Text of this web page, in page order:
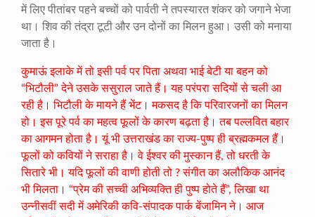
में लिए पीतांबर पहने बच्चों को पार्वती ने तपस्यारत शंकर को जगाने भेजा
था। शिव की तंद्रा टूटी और उन दोनों का मिलन हुआ। उसी को मनाया
जाता है।
कुमाऊं इलाके में तो इसी पर्व पर पिता अथवा भाई बेटी या बहन को
“भिटौली” देने उसके ससुराल जाते हैं। यह परंपरा सदियों से चली आ
रही है। भिटौली के मायने हैं भेंट। मकसद है कि परिवारजनों का मिलन
हो। इस पूरे पर्व का महत्व फूलों के कारण बढ़ता है। तब पल्लवित बहार
का आगमन होता है। यूं भी उत्तराखंड का राज्य-पुष्प ही ब्रह्मकमल हैं।
फूलों को कवियों ने सराहा है। वे ईश्वर की मुस्कान हैं, तो धरती के
सितारे भी। यदि फूलों की वाणी होती तो ? संगीत का अलौकिक आनंद
भी मिलता। “प्रेम की सच्ची अभिव्यक्ति ही पुष्प होते हैं”, लिखा था
उन्नीसवीं सदी में अमेरिकी कवि-संपादक पार्क बेंजामिन ने। आज